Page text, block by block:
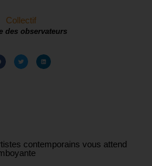
Collectif
des observateurs
contemporains vous attend